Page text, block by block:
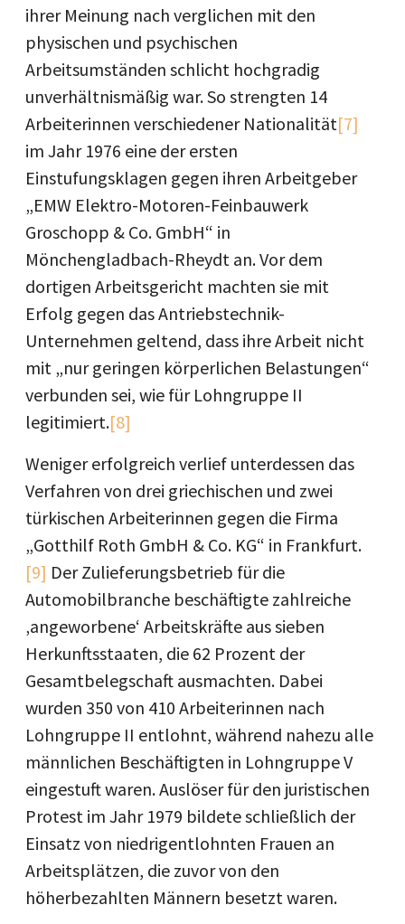
ihrer Meinung nach verglichen mit den
physischen und psychischen
Arbeitsumständen schlicht hochgradig
unverhältnismäßig war. So strengten 14
Arbeiterinnen verschiedener Nationalität[7]
im Jahr 1976 eine der ersten
Einstufungsklagen gegen ihren Arbeitgeber
„EMW Elektro-Motoren-Feinbauwerk
Groschopp & Co. GmbH“ in
Mönchengladbach-Rheydt an. Vor dem
dortigen Arbeitsgericht machten sie mit
Erfolg gegen das Antriebstechnik-
Unternehmen geltend, dass ihre Arbeit nicht
mit „nur geringen körperlichen Belastungen“
verbunden sei, wie für Lohngruppe II
legitimiert.[8]
Weniger erfolgreich verlief unterdessen das
Verfahren von drei griechischen und zwei
türkischen Arbeiterinnen gegen die Firma
„Gotthilf Roth GmbH & Co. KG“ in Frankfurt.
[9] Der Zulieferungsbetrieb für die
Automobilbranche beschäftigte zahlreiche
‚angeworbene‘ Arbeitskräfte aus sieben
Herkunftsstaaten, die 62 Prozent der
Gesamtbelegschaft ausmachten. Dabei
wurden 350 von 410 Arbeiterinnen nach
Lohngruppe II entlohnt, während nahezu alle
männlichen Beschäftigten in Lohngruppe V
eingestuft waren. Auslöser für den juristischen
Protest im Jahr 1979 bildete schließlich der
Einsatz von niedrigentlohnten Frauen an
Arbeitsplätzen, die zuvor von den
höherbezahlten Männern besetzt waren.